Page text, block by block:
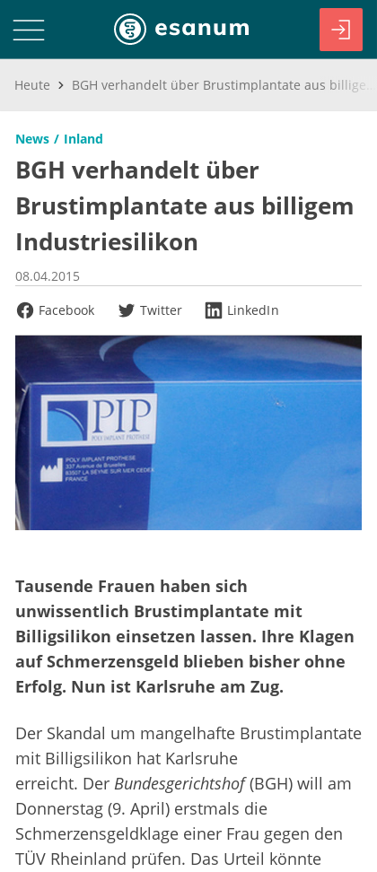
Heute
News Inland
BGH verhandelt über
Brustimplantate aus billigem
Industriesilikon
08.04.2015
Facebook
Twitter LinkedIn
Tausende Frauen haben sich
unwissentlich Brustimplantate mit
Billigsilikon einsetzen lassen. Ihre Klagen
auf Schmerzensgeld blieben bisher ohne
Erfolg. Nun ist Karlsruhe am Zug.
Der Skandal um mangelhafte Brustimplantate
mit Billigsilikon hat Karlsruhe
erreicht. Der Bundesgerichtshof(BGH) will am
Donnerstag (9. April) erstmals die
Schmerzensgeldklage einer Frau gegen den
TÜV Rheinland prüfen. Das Urteil könnte